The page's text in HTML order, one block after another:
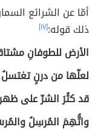
أمّا عن الشرائع
ذلك قوله:[١٧]
الأرض للطوفانِ
لعلّها من درنٍ تغتسلُ
قد كثُرَ الشرّ على
واتُّهِمَ المُرسِلُ